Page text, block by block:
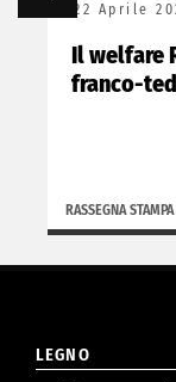
22 Aprile
Il welfare
franco-
RASSEGNA STAMPA
LEGNO